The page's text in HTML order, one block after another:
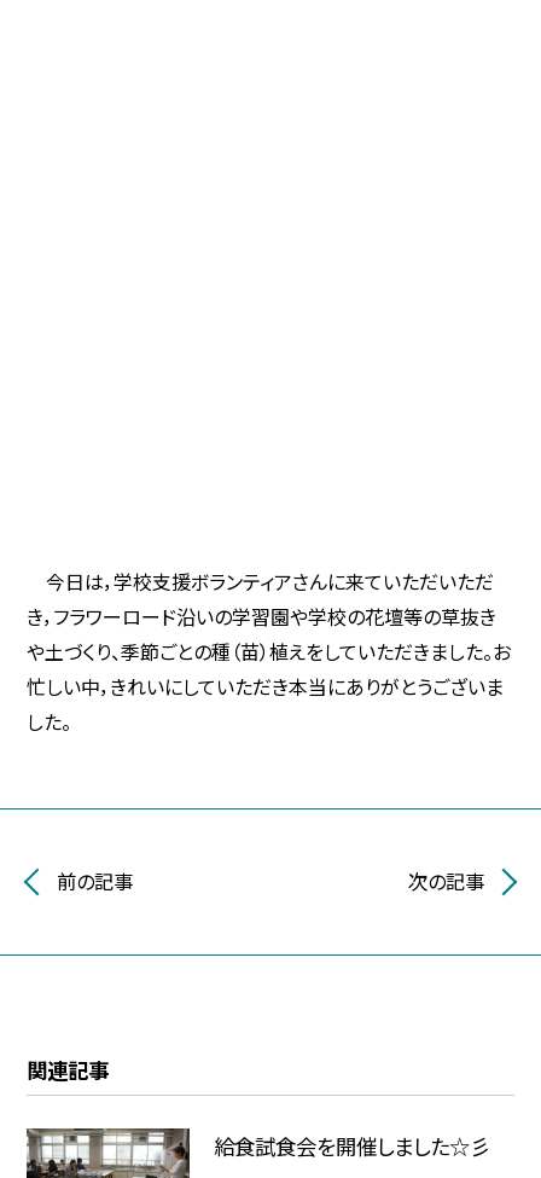
今日は，学校支援ボランティアさんに来ていただいただ
き，フラワーロード沿いの学習園や学校の花壇等の草抜き
や土づくり、季節ごとの種（苗）植えをしていただきました。お
忙しい中，きれいにしていただき本当にありがとうございま
した。
前の記事 次の記事
関連記事
給食試食会を開催しました☆彡